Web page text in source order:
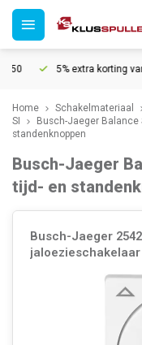
5% extra korting vanaf €
Home Schakelmateriaal
SI
Busch-Jaeger Balance
standenknoppen
Busch-Jaeger
tijd- en
Busch-Jaeger